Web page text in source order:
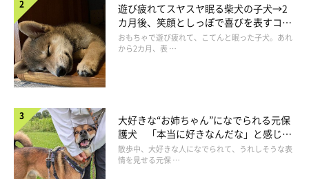
飼い主さんに抱っこされるめるちゃん
天気のいい日は窓の前でひなたぼっこをするのが好きだというな
めるちゃん。飼い主さんが
名前を呼ぶと、カーテンの奥から飼い主さんのもとへ歩いてきて
遊び疲れてスヤスヤ眠る柴犬の子犬→2
カ月後、笑顔としっぽで喜びを表すコに
成長！
おもちゃで遊び疲れて、こてんと眠った子犬。あれ
から2カ月、表 …
大好きな“お姉ちゃん”になでられる元保
護犬 「本当に好きなんだな」と感じる
表情にほっこり
散歩中、大好きな人になでられて、うれしそうな表
情を見せる元保 …